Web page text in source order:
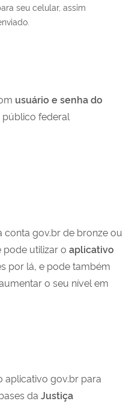
seu celular, assim
usuário e senha do
federal
conta gov.br de bronze ou
utilizar o aplicativo
por lá, e pode também
o seu nível em
aplicativo gov.br para
da Justiça